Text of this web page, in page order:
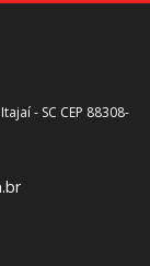
- SC CEP 88308-